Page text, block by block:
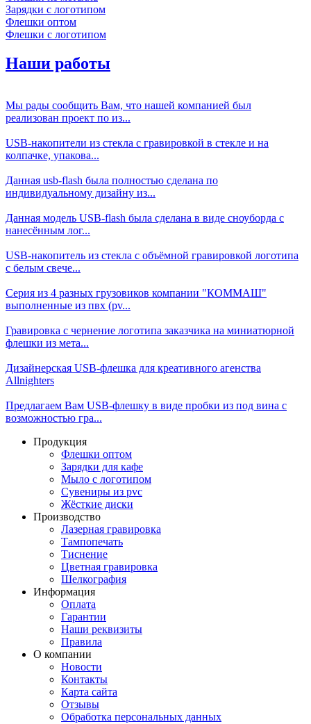
Зарядки с логотипом
Флешки оптом
Флешки с логотипом
Наши работы
Мы рады сообщить Вам, что нашей компанией был
реализован проект по из...
USB-накопители из стекла с гравировкой в стекле и на
колпачке, упакова...
Данная usb-flash была полностью сделана по
индивидуальному дизайну из...
Данная модель USB-flash была сделана в виде сноуборда с
нанесённым лог...
USB-накопитель из стекла с объёмной гравировкой логотипа
с белым свече...
Серия из 4 разных грузовиков компании "КОММАШ"
выполненные из пвх (pv...
Гравировка с чернение логотипа заказчика на миниатюрной
флешки из мета...
Дизайнерская USB-флешка для креативного агенства
Allnighters
Предлагаем Вам USB-флешку в виде пробки из под вина с
возможностью гра...
Продукция
Флешки оптом
Зарядки для кафе
Мыло с логотипом
Сувениры из pvc
Жёсткие диски
Производство
Лазерная гравировка
Тампопечать
Тиснение
Цветная гравировка
Шелкография
Информация
Оплата
Гарантии
Наши реквизиты
Правила
О компании
Новости
Контакты
Карта сайта
Отзывы
Обработка персональных данных